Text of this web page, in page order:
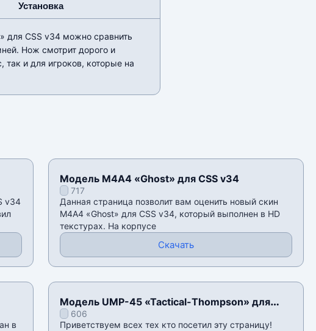
Установка
для CSS v34 можно сравнить
Нож смотрит дорого и
так и для игроков, которые на
v34
Модель М4А4 «Ghost» для CSS v34
717
Данная страница позволит вам оценить новый скин
М4А4 «Ghost» для CSS v34, который выполнен в HD
текстурах. На корпусе
Скачать
в
Модель UMP-45 «Tactical-Thompson» для
CSS v34
606
Приветствуем всех тех кто посетил эту страницу!